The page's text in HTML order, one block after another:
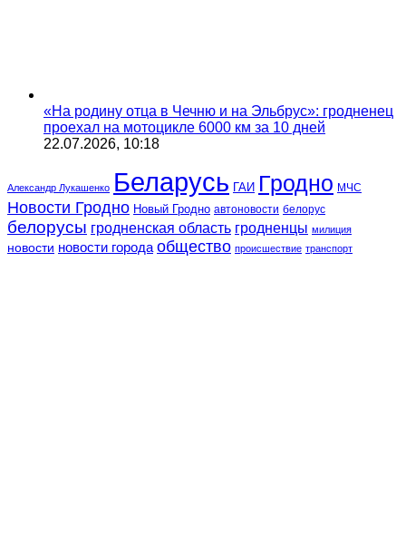
«На родину отца в Чечню и на Эльбрус»: гродненец
проехал на мотоцикле 6000 км за 10 дней
22.07.2026, 10:18
Александр Лукашенко Беларусь ГАИ Гродно МЧС
Новости Гродно Новый Гродно автоновости белорус
белорусы гродненская область гродненцы милиция
новости новости города общество происшествие транспорт